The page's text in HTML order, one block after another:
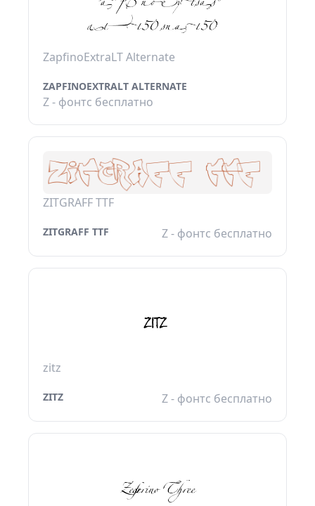
ZapfinoExtraLT Alternate
ZAPFINOEXTRALT ALTERNATE
Z - фонтс бесплатно
ZITGRAFF TTF
ZITGRAFF TTF Z - фонтс бесплатно
zitz
ZITZ Z - фонтс бесплатно